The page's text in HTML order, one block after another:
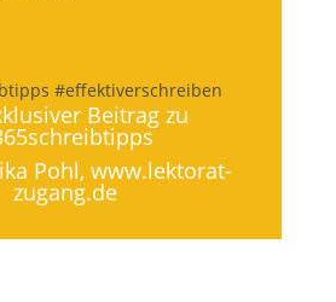
#effektiverschreiben
Beitrag zu
Pohl, www.lektorat-
zugang.de